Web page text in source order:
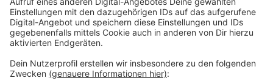
als 125 auf dem Tacho hatten.
Und auf der L128 in Simmerath haben diesmal 13 Biker
das Streckenverbot nicht beachtet.
Anzeige